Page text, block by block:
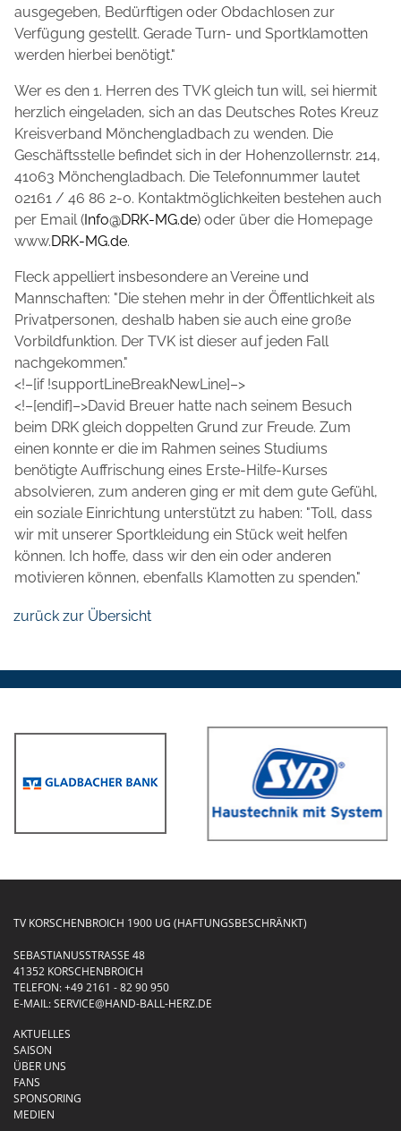
ausgegeben, Bedürftigen oder Obdachlosen zur
Verfügung gestellt. Gerade Turn- und Sportklamotten
werden hierbei benötigt."
Wer es den 1. Herren des TVK gleich tun will, sei hiermit
herzlich eingeladen, sich an das Deutsches Rotes Kreuz
Kreisverband Mönchengladbach zu wenden. Die
Geschäftsstelle befindet sich in der Hohenzollernstr. 214,
41063 Mönchengladbach. Die Telefonnummer lautet
02161 / 46 86 2-0. Kontaktmöglichkeiten bestehen auch
per Email (Info@DRK-MG.de) oder über die Homepage
www.DRK-MG.de.
Fleck appelliert insbesondere an Vereine und
Mannschaften: "Die stehen mehr in der Öffentlichkeit als
Privatpersonen, deshalb haben sie auch eine große
Vorbildfunktion. Der TVK ist dieser auf jeden Fall
nachgekommen."
<!–[if !supportLineBreakNewLine]–>
<!–[endif]–>David Breuer hatte nach seinem Besuch
beim DRK gleich doppelten Grund zur Freude. Zum
einen konnte er die im Rahmen seines Studiums
benötigte Auffrischung eines Erste-Hilfe-Kurses
absolvieren, zum anderen ging er mit dem gute Gefühl,
ein soziale Einrichtung unterstützt zu haben: "Toll, dass
wir mit unserer Sportkleidung ein Stück weit helfen
können. Ich hoffe, dass wir den ein oder anderen
motivieren können, ebenfalls Klamotten zu spenden."
zurück zur Übersicht
TV KORSCHENBROICH 1900 UG (HAFTUNGSBESCHRÄNKT)
SEBASTIANUSSTRASSE 48
41352 KORSCHENBROICH
TELEFON:+49 2161 - 82 90 950
E-MAIL:SERVICE@HAND-BALL-HERZ.DE
AKTUELLES
SAISON
ÜBER UNS
FANS
SPONSORING
MEDIEN